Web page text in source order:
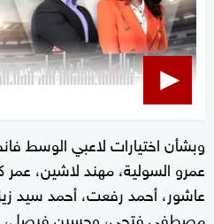
وبشأن اختيارات لاعبي الوسط
عمرو السولية، مهند لاشين، عمر
عاشور، أحمد رفعت، أحمد سيد
مصطفي فتحي، وحسين فيصل،